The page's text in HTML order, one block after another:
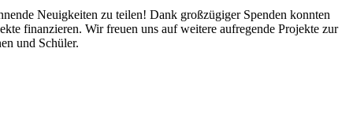
Neuigkeiten zu teilen! Dank großzügiger Spenden konnten
finanzieren. Wir freuen uns auf weitere aufregende Projekte zur
und Schüler.